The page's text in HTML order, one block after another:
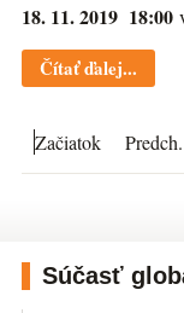
18. 11. 2019 18:00
Čítať ďalej...
Začiatok Predch.
Súčasť